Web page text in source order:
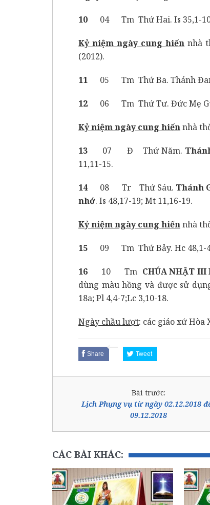
10 04 Tm Thứ Hai. Is 35,1-10;
Kỷ niệm ngày cung hiến nhà
(2012).
11 05 Tm Thứ Ba. Thánh
12 06 Tm Thứ Tư. Đức Mẹ
Kỷ niệm ngày cung hiếnnhà
13 07 Đ Thứ Năm.
11,11-15.
14 08 Tr Thứ Sáu. Thánh
nhớ. Is 48,17-19; Mt 11,16-19.
Kỷ niệm ngày cung hiếnnhà
15 09 Tm Thứ Bảy. Hc 48,1-
16 10 Tm CHÚA NHẬT III
dùng màu hồng và được sử
18a; Pl 4,4-7;Lc 3,10-18.
Ngày chầu lượt: các giáo xứ Hòa
Share Tweet
Bài trước:
Lịch Phụng vụ từ ngày 02.12.2018
09.12.2018
CÁC BÀI KHÁC: